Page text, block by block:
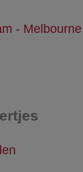
- Melbourne